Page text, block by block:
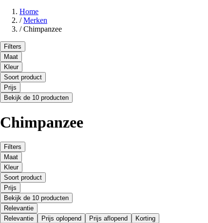
Home
/ Merken
/ Chimpanzee
Filters
Maat
Kleur
Soort product
Prijs
Bekijk de 10 producten
Chimpanzee
Filters
Maat
Kleur
Soort product
Prijs
Bekijk de 10 producten
Relevantie
Relevantie
Prijs oplopend Prijs aflopend Korting